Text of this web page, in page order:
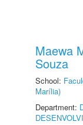
Maewa
Souza
School:
Marília)
Department: